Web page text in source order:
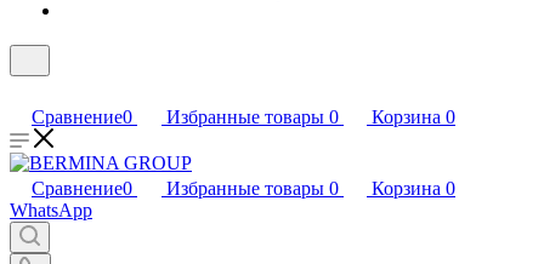
Сравнение0 Избранные товары 0 Корзина 0
Сравнение0 Избранные товары 0 Корзина 0
WhatsApp